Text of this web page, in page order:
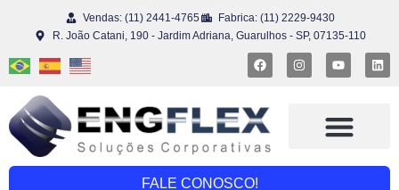
Vendas: (11) 2441-4765
Fabrica: (11) 2229-9430
R. João Catani, 190 - Jardim Adriana, Guarulhos - SP, 07135-110
FALE CONOSCO!